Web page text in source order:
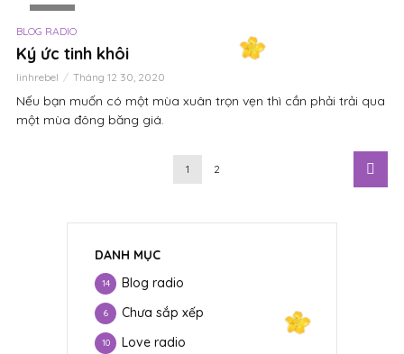
BLOG RADIO
Ký ức tinh khôi
linhrebel Tháng 12 30, 2020
Nếu bạn muốn có một mùa xuân trọn vẹn thì cần phải trải qua
một mùa đông băng giá.
1 2
DANH MỤC
Blog radio
14
Chưa sắp xếp
6
Love radio
10